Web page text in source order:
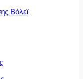
Βόλεϊ